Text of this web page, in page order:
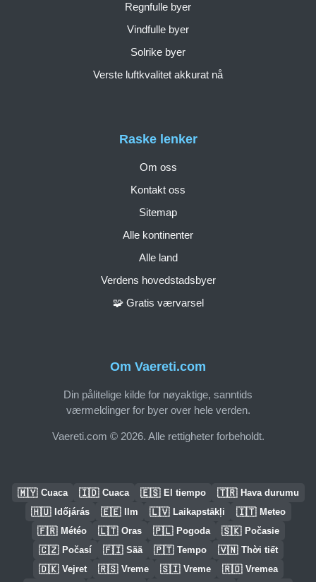
Om Vaereti.com
Din pålitelige kilde for nøyaktige, sanntids
værmeldinger for byer over hele verden.
Vaereti.com © 2026. Alle rettigheter forbeholdt.
Raske lenker
Om oss
Kontakt oss
Sitemap
Alle kontinenter
Alle land
Verdens hovedstadsbyer
🧩 Gratis værvarsel
Regnfulle byer
Vindfulle byer
Solrike byer
Verste luftkvalitet akkurat nå
🇲🇾 Cuaca 🇮🇩 Cuaca 🇪🇸 El tiempo 🇹🇷 Hava durumu
🇭🇺 Időjárás 🇪🇪 Ilm 🇱🇻 Laikapstākļi 🇮🇹 Meteo
🇫🇷 Météo 🇱🇹 Oras 🇵🇱 Pogoda 🇸🇰 Počasie
🇨🇿 Počasí 🇫🇮 Sää 🇵🇹 Tempo 🇻🇳 Thời tiết
🇩🇰 Vejret 🇷🇸 Vreme 🇸🇮 Vreme 🇷🇴 Vremea